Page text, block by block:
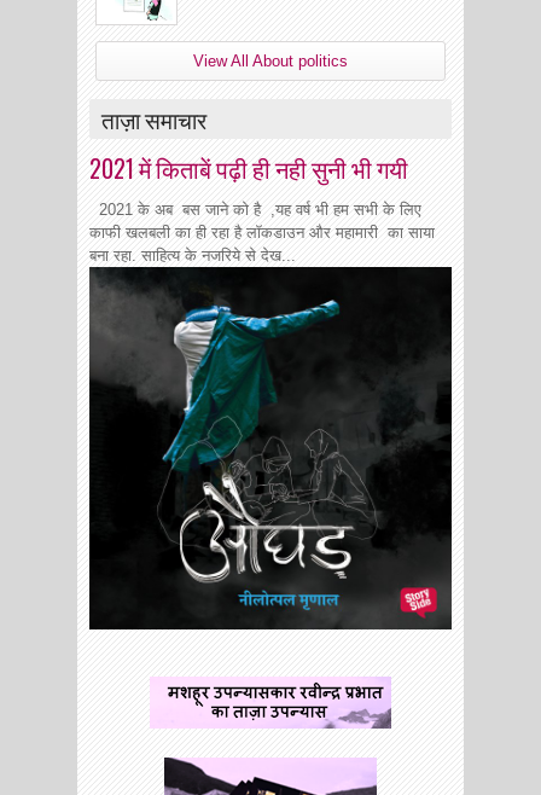
View All About politics
ताज़ा समाचार
2021 में किताबें पढ़ी ही नही सुनी भी गयी
2021 के अब बस जाने को है ,यह वर्ष भी हम सभी के लिए
काफी खलबली का ही रहा है लॉकडाउन और महामारी का साया
बना रहा. साहित्य के नजरिये से देख...